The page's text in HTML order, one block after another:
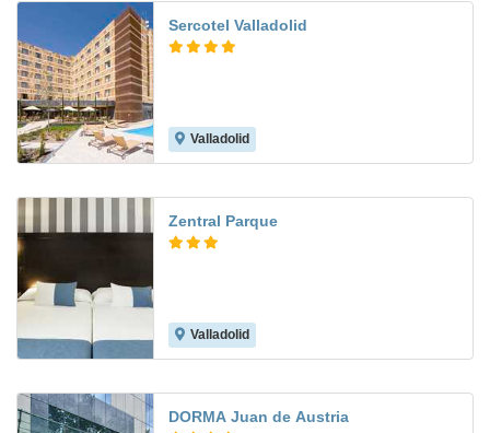
Sercotel Valladolid
Valladolid
Zentral Parque
Valladolid
DORMA Juan de Austria